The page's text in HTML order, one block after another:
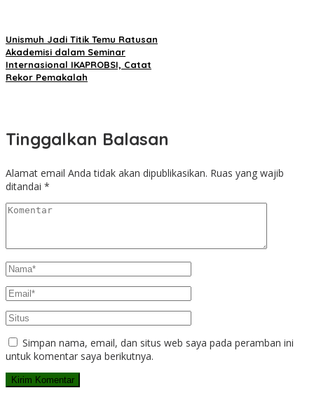
Unismuh Jadi Titik Temu Ratusan
Akademisi dalam Seminar
Internasional IKAPROBSI, Catat
Rekor Pemakalah
Tinggalkan Balasan
Alamat email Anda tidak akan dipublikasikan. Ruas yang wajib
ditandai *
Simpan nama, email, dan situs web saya pada peramban ini
untuk komentar saya berikutnya.